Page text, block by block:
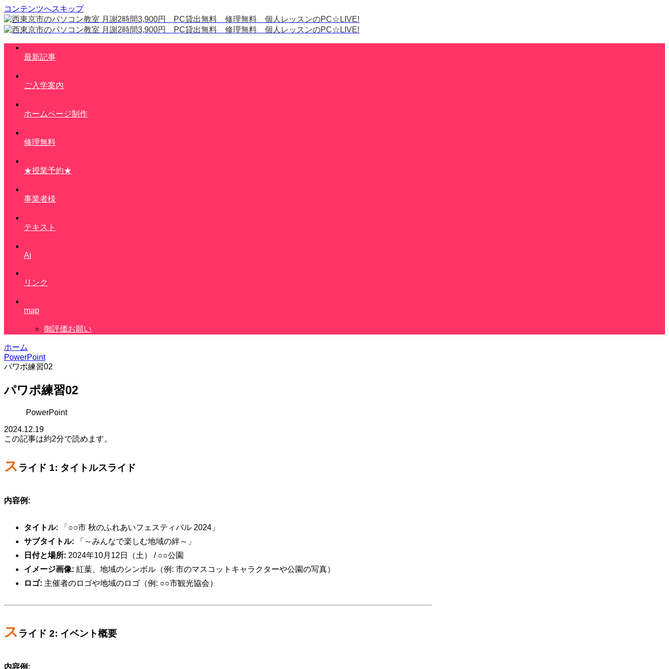
コンテンツへスキップ
最新記事
ご入学案内
ホームページ制作
修理無料
★授業予約★
事業者様
テキスト
Ai
リンク
map
御評価お願い
ホーム
PowerPoint
パワポ練習02
パワポ練習02
PowerPoint
2024.12.19
この記事は約2分で読めます。
ス ライド 1: タイトルスライド
内容例:
タイトル: 「○○市 秋のふれあいフェスティバル 2024」
サブタイトル: 「～みんなで楽しむ地域の絆～」
日付と場所: 2024年10月12日（土） / ○○公園
イメージ画像: 紅葉、地域のシンボル（例: 市のマスコットキャラクターや公園の写真）
ロゴ: 主催者のロゴや地域のロゴ（例: ○○市観光協会）
ス ライド 2: イベント概要
内容例: